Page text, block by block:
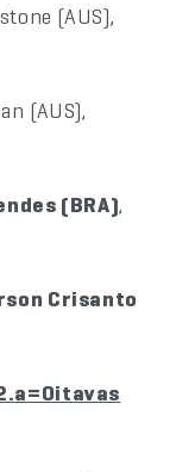
(AUS),
(AUS),
(BRA),
Crisanto
2.a=Oitavas